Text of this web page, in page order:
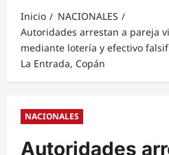
Inicio
NACIONALES
Autoridades arrestan a pareja
mediante lotería y efectivo
La Entrada, Copán
NACIONALES
Autoridades